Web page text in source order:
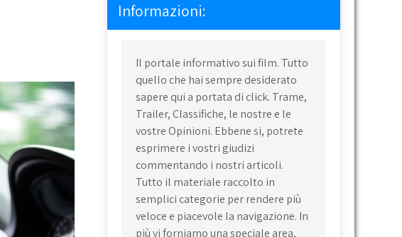
Informazioni:
Il portale informativo sui film. Tutto
quello che hai sempre desiderato
sapere qui a portata di click. Trame,
Trailer, Classifiche, le nostre e le
vostre Opinioni. Ebbene si, potrete
esprimere i vostri giudizi
commentando i nostri articoli.
Tutto il materiale raccolto in
semplici categorie per rendere più
veloce e piacevole la navigazione. In
più vi forniamo una speciale area,